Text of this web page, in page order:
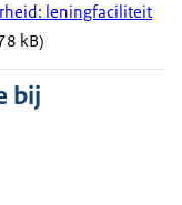
leningfaciliteit
kB)
bij